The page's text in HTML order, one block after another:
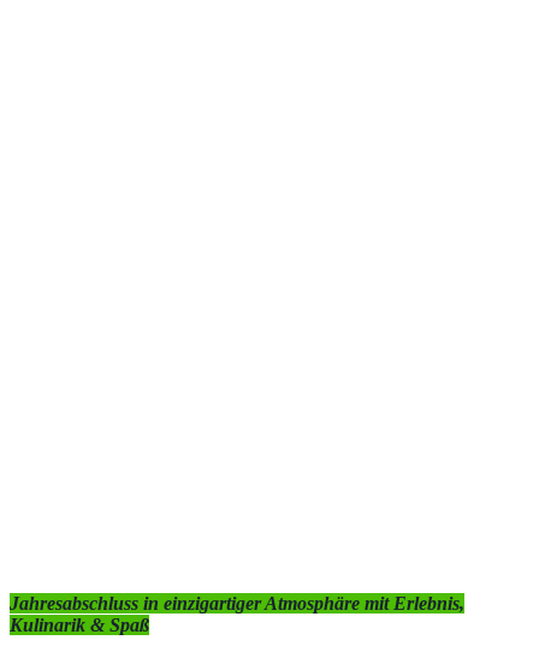
Jahresabschluss in einzigartiger Atmosphäre mit Erlebnis,
Kulinarik & Spaß